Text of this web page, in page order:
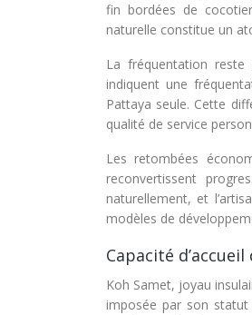
fin bordées de
naturelle constitue un
La fréquentation reste
indiquent une
Pattaya seule. Cette
qualité de service
Les retombées
reconvertissent
naturellement, et
modèles de
Capacité
Koh Samet, joyau
imposée par son statut